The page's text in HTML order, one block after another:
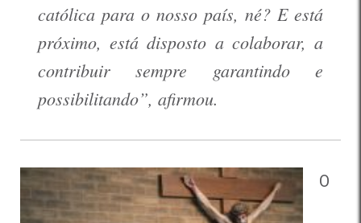
católica para o nosso país, né? E está
próximo, está disposto a colaborar, a
contribuir sempre garantindo e
possibilitando”, afirmou.
O